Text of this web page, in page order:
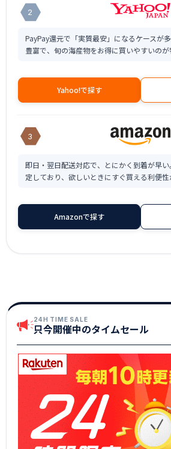
2
PayPay還元で「実質最安」になるケースが
豊富で、旬の海産物をお得に買いやすいのが
Yahoo!で探す
3
即日・翌日配送対応で、とにかく到着が早
定しており、欲しいときにすぐ買える利便性
Amazonで探す
24H TIME SALE
只今開催中のタイムセール